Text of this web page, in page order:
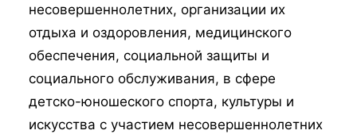
несовершеннолетних, организации их
отдыха и оздоровления, медицинского
обеспечения, социальной защиты и
социального обслуживания, в сфере
детско-юношеского спорта, культуры и
искусства с участием несовершеннолетних